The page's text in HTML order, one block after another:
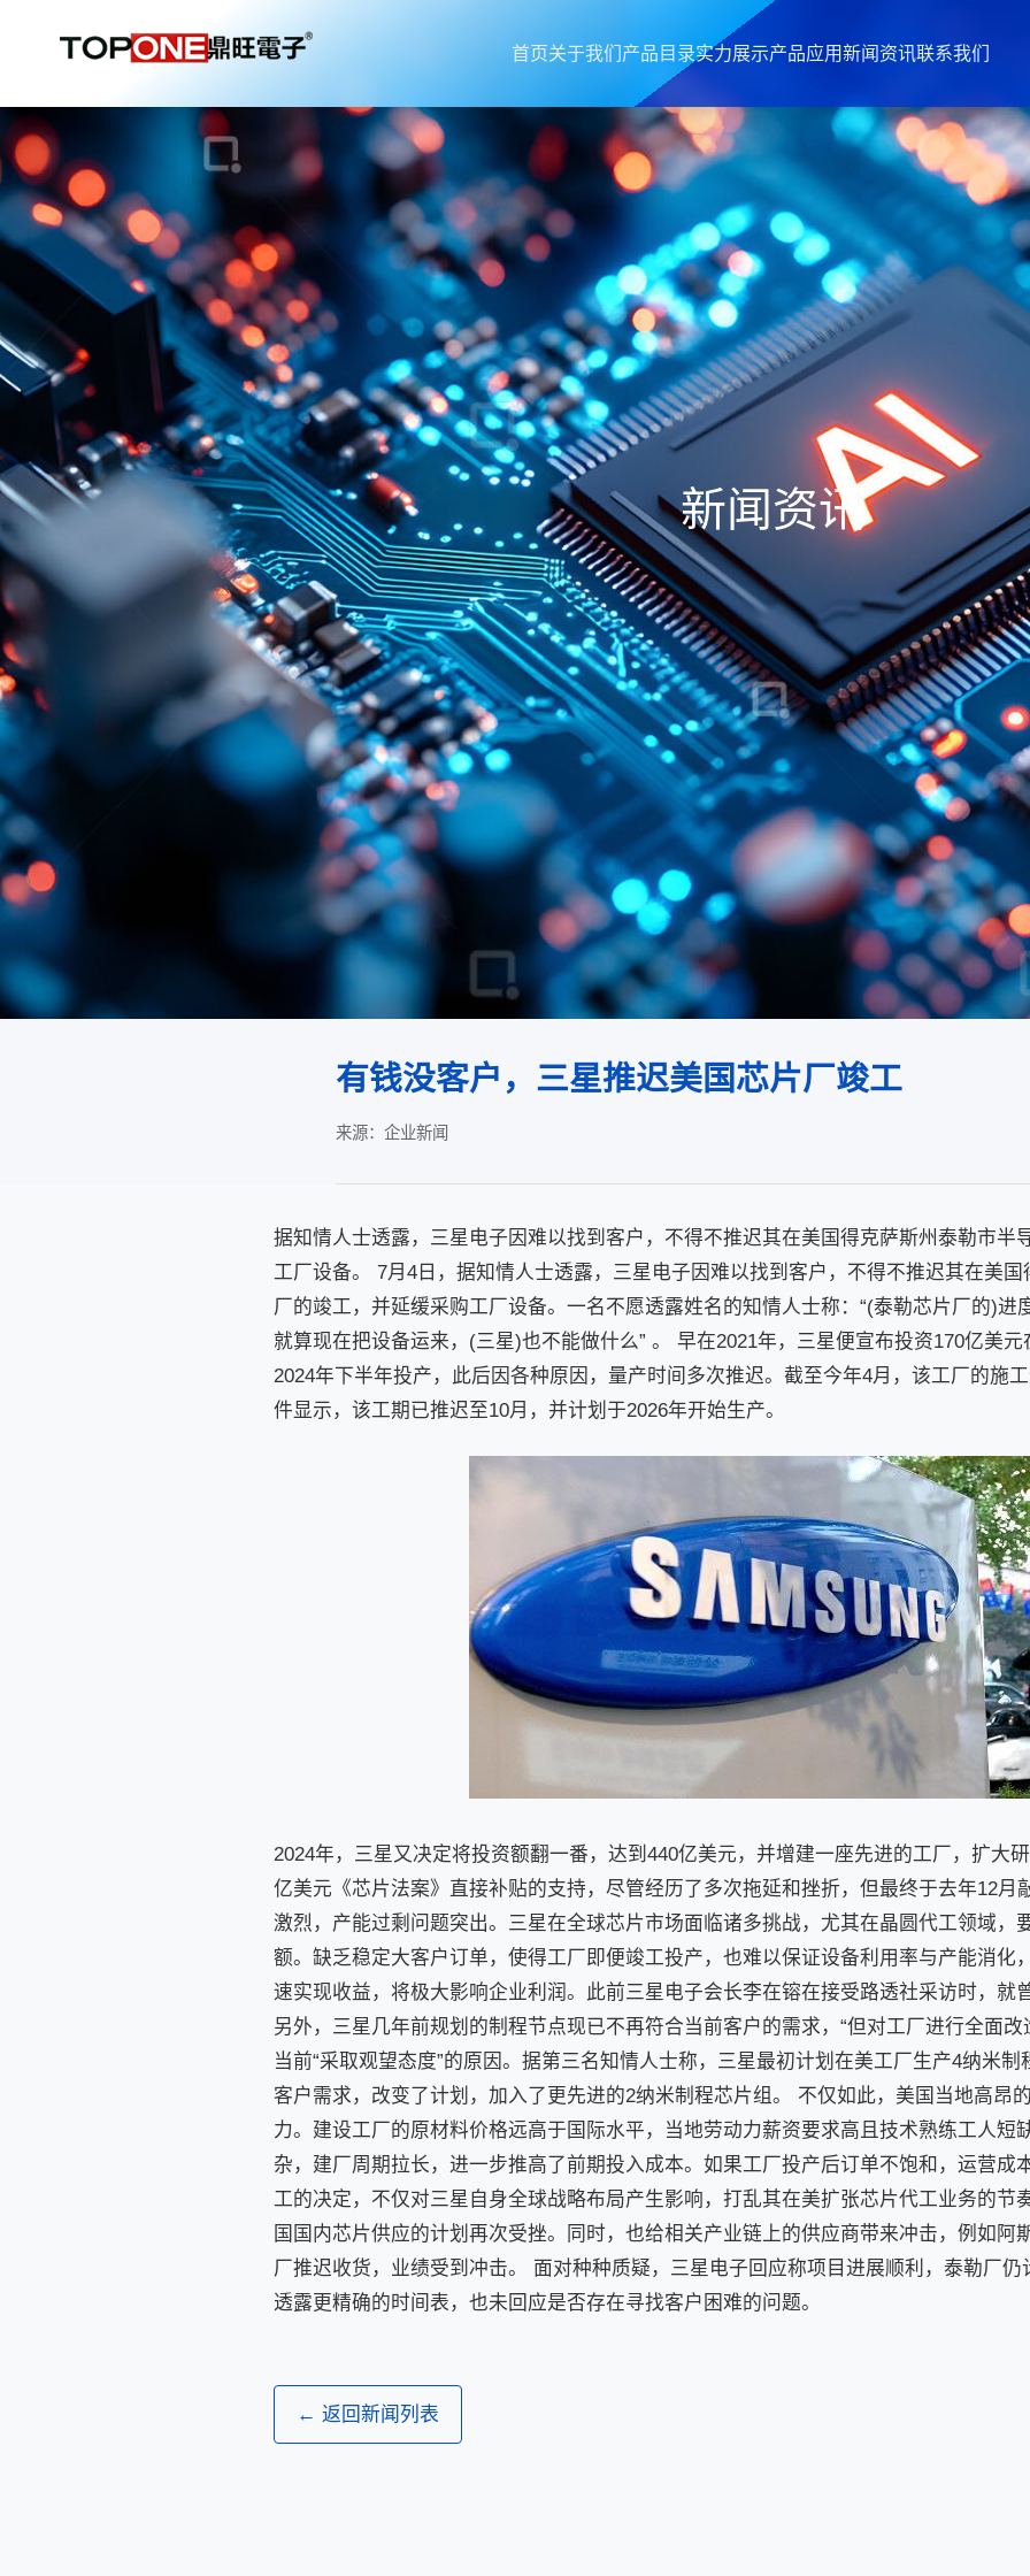
首页关于我们 产品目录实力展示产品应用新闻资讯联系我们
新闻资讯
有钱没客户，三星推迟美国芯片厂竣工
来源：企业新闻
据知情人士透露，三星电子因难以找到客户，不得不推迟其在美国得克萨斯州泰勒市半
工厂设备。 7月4日，据知情人士透露，三星电子因难以找到客户，不得不推迟其在美
厂的竣工，并延缓采购工厂设备。一名不愿透露姓名的知情人士称：“(泰勒芯片厂的)进
就算现在把设备运来，(三星)也不能做什么” 。 早在2021年，三星便宣布投资170亿美
2024年下半年投产，此后因各种原因，量产时间多次推迟。截至今年4月，该工厂的施
件显示，该工期已推迟至10月，并计划于2026年开始生产。
2024年，三星又决定将投资额翻一番，达到440亿美元，并增建一座先进的工厂，扩大
亿美元《芯片法案》直接补贴的支持，尽管经历了多次拖延和挫折，但最终于去年12月
激烈，产能过剩问题突出。三星在全球芯片市场面临诸多挑战，尤其在晶圆代工领域，
额。缺乏稳定大客户订单，使得工厂即便竣工投产，也难以保证设备利用率与产能消化
速实现收益，将极大影响企业利润。此前三星电子会长李在镕在接受路透社采访时，就
另外，三星几年前规划的制程节点现已不再符合当前客户的需求，“但对工厂进行全面
当前“采取观望态度”的原因。据第三名知情人士称，三星最初计划在美工厂生产4纳米
客户需求，改变了计划，加入了更先进的2纳米制程芯片组。 不仅如此，美国当地高昂
力。建设工厂的原材料价格远高于国际水平，当地劳动力薪资要求高且技术熟练工人短
杂，建厂周期拉长，进一步推高了前期投入成本。如果工厂投产后订单不饱和，运营成
工的决定，不仅对三星自身全球战略布局产生影响，打乱其在美扩张芯片代工业务的节
国国内芯片供应的计划再次受挫。同时，也给相关产业链上的供应商带来冲击，例如阿
厂推迟收货，业绩受到冲击。 面对种种质疑，三星电子回应称项目进展顺利，泰勒厂仍
透露更精确的时间表，也未回应是否存在寻找客户困难的问题。
← 返回新闻列表